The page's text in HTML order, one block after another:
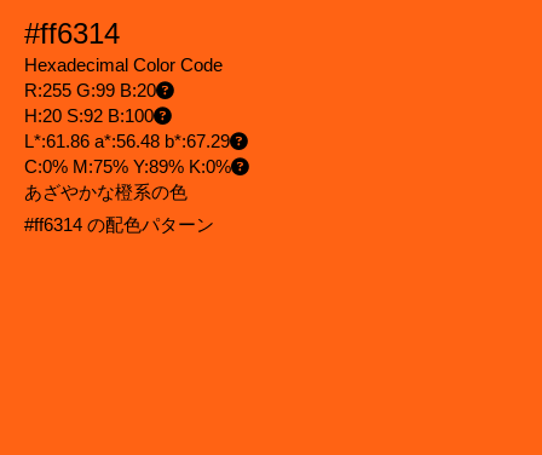
#ff6314
Hexadecimal Color Code
R:255 G:99 B:20
H:20 S:92 B:100
L*:61.86 a*:56.48 b*:67.29
C:0% M:75% Y:89% K:0%
あざやかな橙系の色
#ff6314 の配色パターン